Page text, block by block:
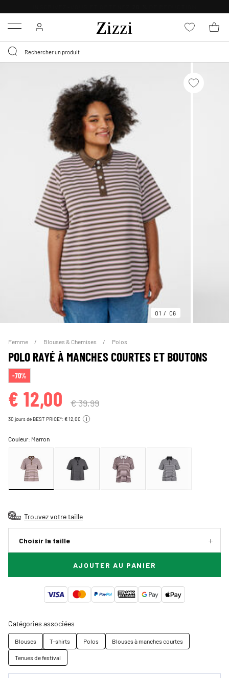
Menu
01 06
Femme Blouses & Chemises Polos
POLO RAYÉ À MANCHES COURTES ET BOUTONS
-70%
€ 12,00 € 39,99
30 jours de BEST PRICE*: € 12,00
Couleur: Marron
Trouvez votre taille
Choisir la taille
AJOUTER AU PANIER
Catégories associées
Blouses T-shirts Polos
Blouses à manches courtes
Tenues de festival